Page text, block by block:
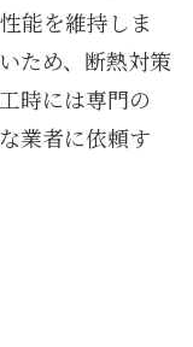
能を維持しま
ため、断熱対策
時には専門の
業者に依頼す